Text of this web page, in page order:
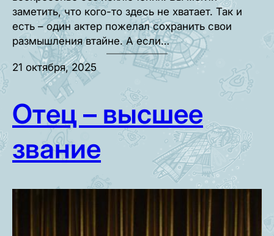
заметить, что кого-то здесь не хватает. Так и
есть – один актер пожелал сохранить свои
размышления втайне. А если…
21 октября, 2025
Отец – высшее
звание